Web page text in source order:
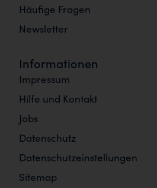
Häufige Fragen
Newsletter
Informationen
Impressum
Hilfe und Kontakt
Jobs
Datenschutz
Datenschutzeinstellungen
Sitemap